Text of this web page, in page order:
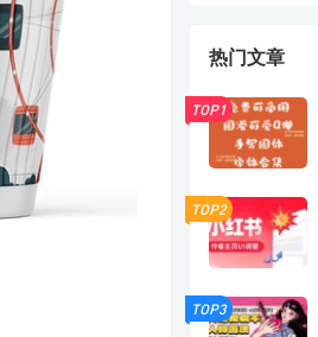
热门文章
TOP1
TOP2
TOP3